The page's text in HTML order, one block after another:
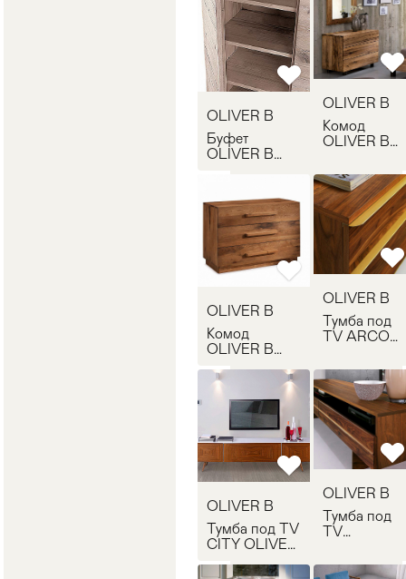
OLIVER B
Буфет
OLIVER B
OLIVER B
Комод
OLIVER B
OLIVER B
Комод
OLIVER B
OLIVER B
Тумба под
TV ARCO
AR1100
OLIVER B
Тумба под TV
CITY OLIVER
OLIVER B
Тумба под
TV
OLIVER B